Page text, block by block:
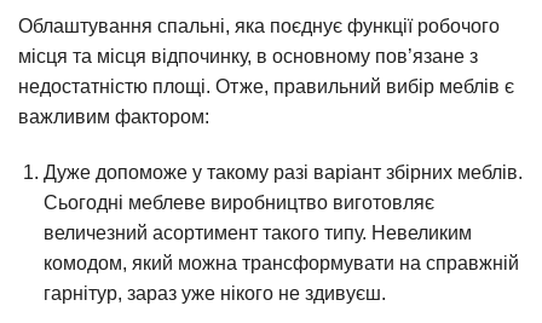
Облаштування спальні, яка поєднує функції робочого
місця та місця відпочинку, в основному пов’язане з
недостатністю площі. Отже, правильний вибір меблів є
важливим фактором:
Дуже допоможе у такому разі варіант збірних меблів.
Сьогодні меблеве виробництво виготовляє
величезний асортимент такого типу. Невеликим
комодом, який можна трансформувати на справжній
гарнітур, зараз уже нікого не здивуєш.